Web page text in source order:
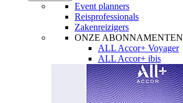
Event planners
Reisprofessionals
Zakenreizigers
ONZE ABONNAMENTEN
ALL Accor+ Voyager
ALL Accor+ ibis